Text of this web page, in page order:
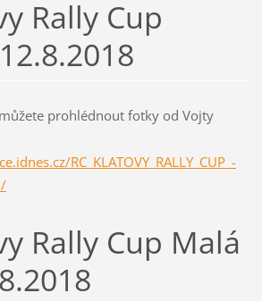
Rally Cup
prohlédnout fotky od Vojty
RC_KLATOVY_RALLY_CUP_-
Rally Cup Malá